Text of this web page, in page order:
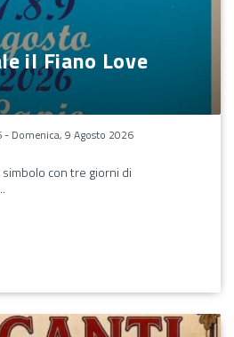
il Fiano Love
- Domenica, 9 Agosto 2026
con tre giorni di